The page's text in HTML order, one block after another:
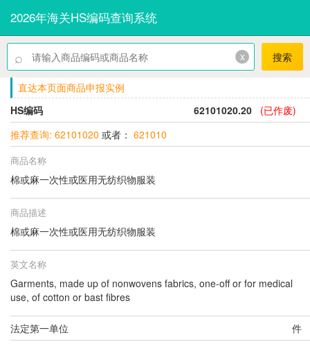
2026年海关HS编码查询系统
⌕ x 搜索
直达本页面商品申报实例
HS编码
62101020.20
(已作废)
推荐查询: 62101020 或者： 621010
商品名称
棉或麻一次性或医用无纺织物服装
商品描述
棉或麻一次性或医用无纺织物服装
英文名称
Garments, made up of nonwovens fabrics, one-off or for medical
use, of cotton or bast fibres
法定第一单位
件